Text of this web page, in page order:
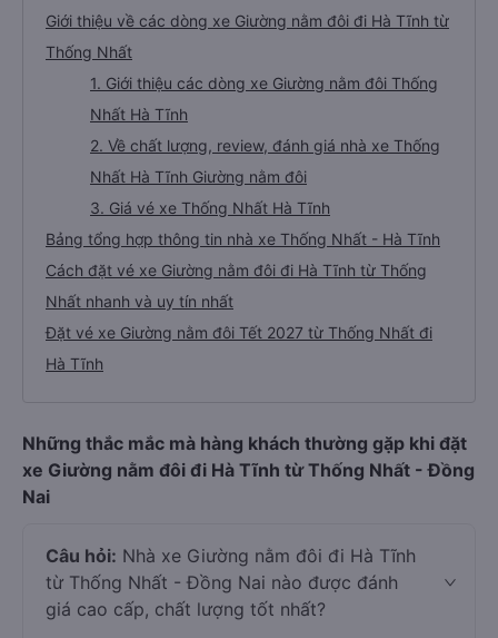
Giới thiệu về các dòng xe Giường nằm đôi đi Hà Tĩnh từ
Thống Nhất
1. Giới thiệu các dòng xe Giường nằm đôi Thống
Nhất Hà Tĩnh
2. Về chất lượng, review, đánh giá nhà xe Thống
Nhất Hà Tĩnh Giường nằm đôi
3. Giá vé xe Thống Nhất Hà Tĩnh
Bảng tổng hợp thông tin nhà xe Thống Nhất - Hà Tĩnh
Cách đặt vé xe Giường nằm đôi đi Hà Tĩnh từ Thống
Nhất nhanh và uy tín nhất
Đặt vé xe Giường nằm đôi Tết 2027 từ Thống Nhất đi
Hà Tĩnh
Những thắc mắc mà hàng khách thường gặp khi đặt
xe Giường nằm đôi đi Hà Tĩnh từ Thống Nhất - Đồng
Nai
Câu hỏi: Nhà xe Giường nằm đôi đi Hà Tĩnh
từ Thống Nhất - Đồng Nai nào được đánh
giá cao cấp, chất lượng tốt nhất?